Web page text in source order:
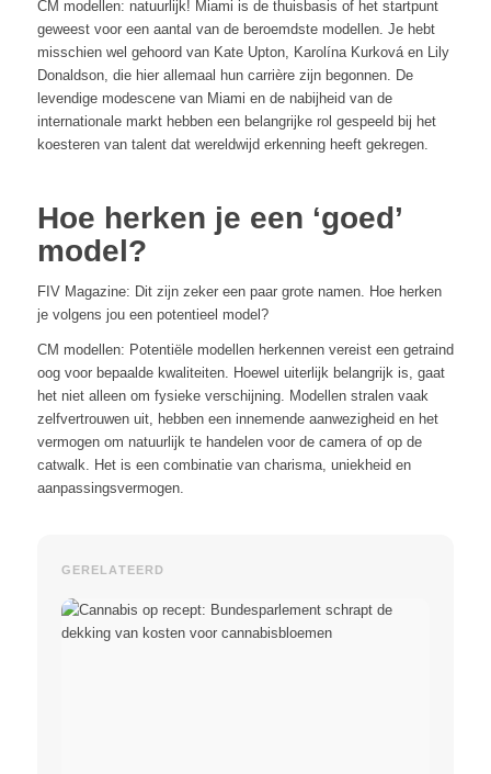
CM modellen: natuurlijk! Miami is de thuisbasis of het startpunt
geweest voor een aantal van de beroemdste modellen. Je hebt
misschien wel gehoord van Kate Upton, Karolína Kurková en Lily
Donaldson, die hier allemaal hun carrière zijn begonnen. De
levendige modescene van Miami en de nabijheid van de
internationale markt hebben een belangrijke rol gespeeld bij het
koesteren van talent dat wereldwijd erkenning heeft gekregen.
Hoe herken je een ‘goed’
model?
FIV Magazine: Dit zijn zeker een paar grote namen. Hoe herken
je volgens jou een potentieel model?
CM modellen: Potentiële modellen herkennen vereist een getraind
oog voor bepaalde kwaliteiten. Hoewel uiterlijk belangrijk is, gaat
het niet alleen om fysieke verschijning. Modellen stralen vaak
zelfvertrouwen uit, hebben een innemende aanwezigheid en het
vermogen om natuurlijk te handelen voor de camera of op de
catwalk. Het is een combinatie van charisma, uniekheid en
aanpassingsvermogen.
GERELATEERD